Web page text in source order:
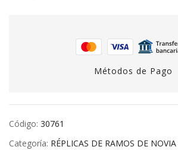
Métodos de Pago
Código: 30761
Categoría: RÉPLICAS DE RAMOS DE